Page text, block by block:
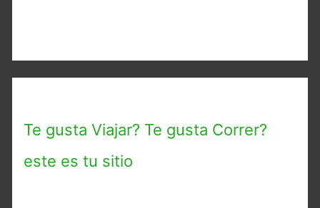
Te gusta Viajar? Te gusta Correr?
este es tu sitio